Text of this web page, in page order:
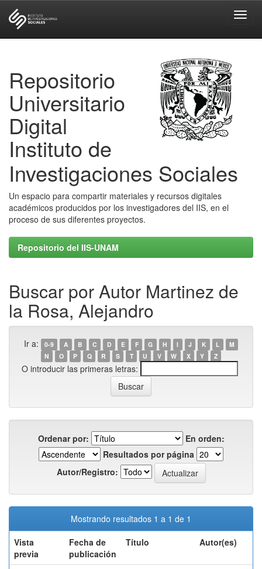
Repositorio
Universitario
Digital
Instituto de
Investigaciones Sociales
Un espacio para compartir materiales y recursos digitales
académicos producidos por los investigadores del IIS, en el
proceso de sus diferentes proyectos.
Repositorio del IIS-UNAM
Buscar por Autor Martinez de
la Rosa, Alejandro
Ir a: 0-9 A B C D E F G H I J K L
M
N
O P Q R S T U V W X Y Z
O introducir las primeras letras:
Ordenar por:
En orden:
Resultados por página
Autor/Registro:
Mostrando resultados 1 a 1 de 1
Vista
previa
Fecha de
publicación
Título Autor(es)